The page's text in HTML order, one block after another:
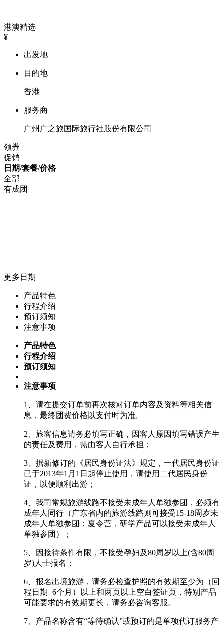
港澳精选
¥
出发地
目的地
香港
服务商
广州广之旅国际旅行社股份有限公司
领券
促销
日期/套餐/价格
全部
有成团
更多日期
产品特色
行程介绍
预订须知
注意事项
产品特色
行程介绍
预订须知
注意事项
1、请在提交订单前再次核对订单内容及资料等相关信
息，最终团费价格以支付时为准。
2、旅客信息请务必填写正确，因客人原因填写错误产生
的责任及费用，需由客人自行承担；
3、据新修订的《居民身份证法》规定，一代居民身份证
已于2013年1月1日起停止使用，请使用二代居民身份
证，以便顺利出游；
4、我司常规旅游线路不接受未成年人单独参团，必须有
成年人同行（广东省内的旅游线路则可接受15-18周岁未
成年人单独参团；夏令营，研学产品可以接受未成年人
单独参团）；
5、因接待条件有限，不接受孕妇及80周岁以上(含80周
岁)人士报名；
6、报名出境旅游，请务必检查护照的有效期至少为（回
程日期+6个月）以上和两页以上空白签证页，特别产品
可能要求的有效期更长，请务必咨询客服。
7、产品名称含有“等待确认”或预订的是单项代订服务产